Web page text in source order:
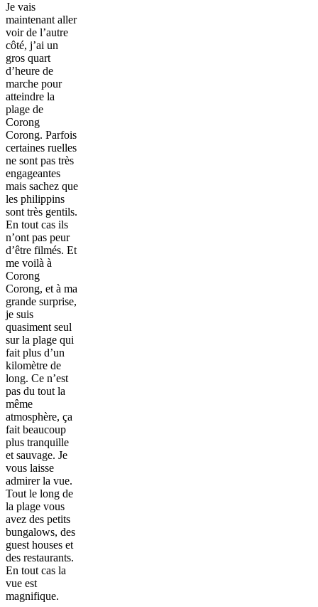
Je vais
maintenant aller
voir de l’autre
côté, j’ai un
gros quart
d’heure de
marche pour
atteindre la
plage de
Corong
Corong. Parfois
certaines ruelles
ne sont pas très
engageantes
mais sachez que
les philippins
sont très gentils.
En tout cas ils
n’ont pas peur
d’être filmés. Et
me voilà à
Corong
Corong, et à ma
grande surprise,
je suis
quasiment seul
sur la plage qui
fait plus d’un
kilomètre de
long. Ce n’est
pas du tout la
même
atmosphère, ça
fait beaucoup
plus tranquille
et sauvage. Je
vous laisse
admirer la vue.
Tout le long de
la plage vous
avez des petits
bungalows, des
guest houses et
des restaurants.
En tout cas la
vue est
magnifique.